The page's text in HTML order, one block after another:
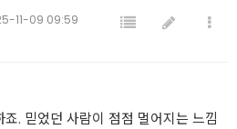
11-09 09:59
. 믿었던 사람이 점점 멀어지는 느낌